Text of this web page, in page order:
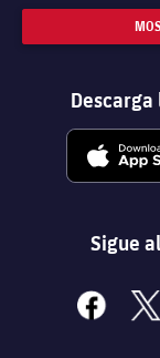
Sigue
facebook
x